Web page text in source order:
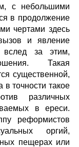
с небольшими
в продолжение
чертами здесь
и явление
вслед за этим,
Такая
существенной,
в точности такое
различных
в ереси.
реформистов
оргий,
пещерах или